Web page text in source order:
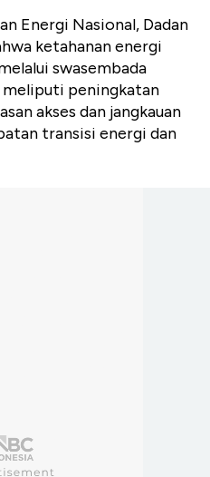
Energi Nasional, Dadan
ketahanan energi
swasembada
meliputi peningkatan
akses dan jangkauan
transisi energi dan